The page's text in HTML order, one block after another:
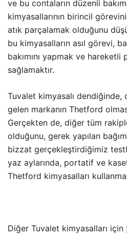
ve bu contaların düzenli
kimyasallarının birincil
atık parçalamak olduğunu
bu kimyasalların asıl görevi,
bakımını yapmak ve hareketli
sağlamaktır.
Tuvalet kimyasalı dendiğinde,
gelen markanın Thetford
Gerçekten de, diğer tüm
olduğunu, gerek yapılan
bizzat gerçekleştirdiğimiz
yaz aylarında, portatif ve
Thetford kimyasalları
Diğer Tuvalet kimyasalları için